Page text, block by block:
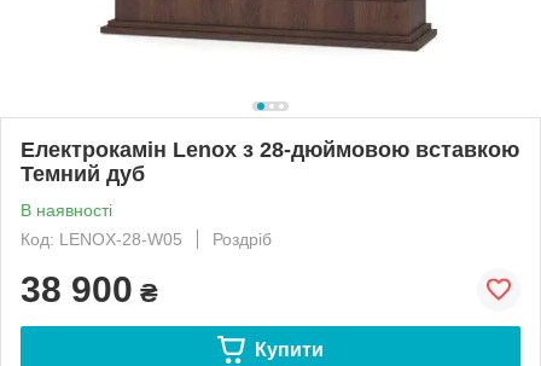
Електрокамін Lenox з 28-дюймовою вставкою
Темний дуб
В наявності
Код: LENOX-28-W05
Роздріб
38 900 ₴
Купити